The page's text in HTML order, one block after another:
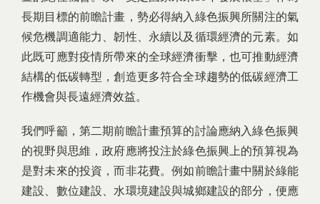
長期目標的前瞻計畫，勢必得納入綠色振興所關注的氣
候危機調適能力、韌性、永續以及循環經濟的元素。如
此既可應對疫情所帶來的全球經濟衝擊，也可推動經濟
結構的低碳轉型，創造更多符合全球趨勢的低碳經濟工
作機會與長遠經濟效益。
我們呼籲，第二期前瞻計畫預算的討論應納入綠色振興
的視野與思維，政府應將投注於綠色振興上的預算視為
是對未來的投資，而非花費。例如前瞻計畫中關於綠能
建設、數位建設、水環境建設與城鄉建設的部分，便應